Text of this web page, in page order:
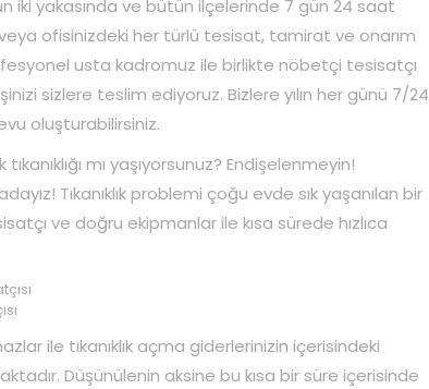
iki yakasında ve bütün ilçelerinde 7 gün 24 saat
ofisinizdeki her türlü tesisat, tamirat ve onarım
usta kadromuz ile birlikte nöbetçi tesisatçı
sizlere teslim ediyoruz. Bizlere yılın her günü 7/24
oluşturabilirsiniz.
mı yaşıyorsunuz? Endişelenmeyin!
Tıkanıklık problemi çoğu evde sık yaşanılan bir
ve doğru ekipmanlar ile kısa sürede hızlıca
ile tıkanıklık açma giderlerinizin içerisindeki
Düşünülenin aksine bu kısa bir süre içerisinde